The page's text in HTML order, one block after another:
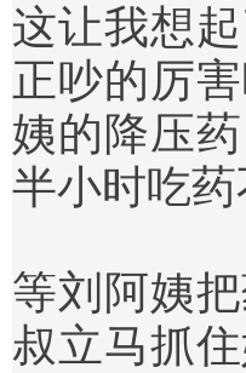
这让我想
正吵的厉
姨的降压
半小时吃药
等刘阿姨
叔立马抓